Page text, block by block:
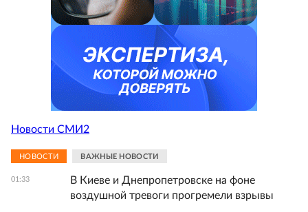
Новости СМИ2
НОВОСТИ ВАЖНЫЕ НОВОСТИ
01:33
В Киеве и Днепропетровске на фоне
воздушной тревоги прогремели взрывы